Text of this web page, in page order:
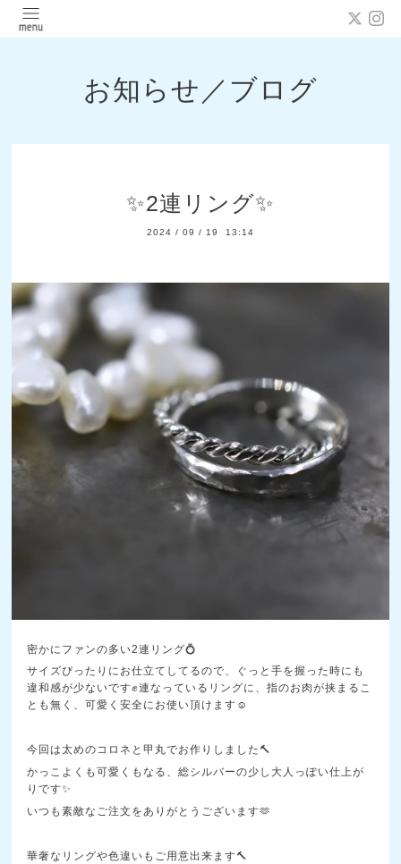
お知らせ／ブログ
✨️2連リング✨️
2024 / 09 / 19 13:14
密かにファンの多い2連リング💍
サイズぴったりにお仕立てしてるので、ぐっと手を握った時にも
違和感が少ないです✊️連なっているリングに、指のお肉が挟まるこ
とも無く、可愛く安全にお使い頂けます☺️
今回は太めのコロネと甲丸でお作りしました🔨
かっこよくも可愛くもなる、総シルバーの少し大人っぽい仕上が
りです✨
いつも素敵なご注文をありがとうございます🫶
華奢なリングや色違いもご用意出来ます🔨